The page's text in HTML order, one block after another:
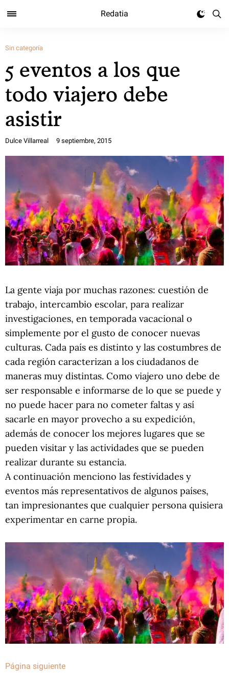
Redatia
Sin categoría
5 eventos a los que
todo viajero debe
asistir
Dulce Villarreal 9 septiembre, 2015
La gente viaja por muchas razones: cuestión de
trabajo, intercambio escolar, para realizar
investigaciones, en temporada vacacional o
simplemente por el gusto de conocer nuevas
culturas. Cada país es distinto y las costumbres de
cada región caracterizan a los ciudadanos de
maneras muy distintas. Como viajero uno debe de
ser responsable e informarse de lo que se puede y
no puede hacer para no cometer faltas y así
sacarle en mayor provecho a su expedición,
además de conocer los mejores lugares que se
pueden visitar y las actividades que se pueden
realizar durante su estancia.
A continuación menciono las festividades y
eventos más representativos de algunos países,
tan impresionantes que cualquier persona quisiera
experimentar en carne propia.
Página siguiente